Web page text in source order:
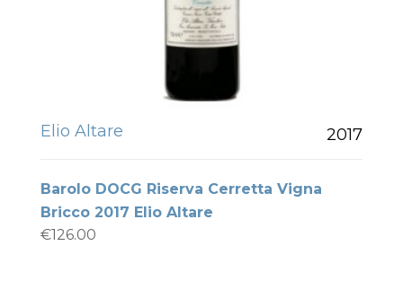
Elio Altare 2017
Barolo DOCG Riserva Cerretta Vigna
Bricco 2017 Elio Altare
€126.00